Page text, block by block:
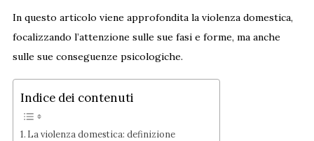
In questo articolo viene approfondita la violenza domestica,
focalizzando l’attenzione sulle sue fasi e forme, ma anche
sulle sue conseguenze psicologiche.
Indice dei contenuti
La violenza domestica: definizione